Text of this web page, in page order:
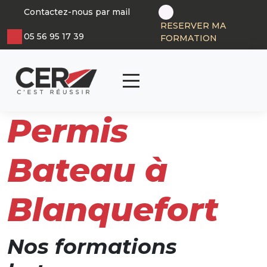
Panneau de gestion des cookies
Contactez-nous par mail
05 56 95 17 39
RESERVER MA
FORMATION
Permis
Bateau à
Blanquefort
Nos formations